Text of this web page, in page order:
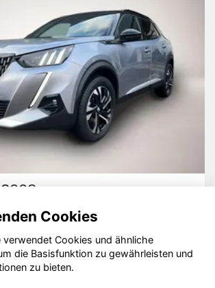
GmbH 2020 - 2026
Cookies
verwendet Cookies und ähnliche
die Basisfunktion zu gewährleisten und
zu bieten.